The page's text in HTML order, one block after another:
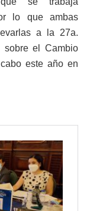
lo que ambas
a la 27a.
sobre el Cambio
este año en